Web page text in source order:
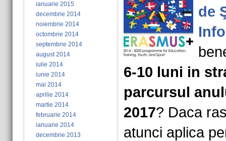
ianuarie 2015
decembrie 2014
noiembrie 2014
octombrie 2014
septembrie 2014
august 2014
iulie 2014
iunie 2014
mai 2014
aprilie 2014
martie 2014
februarie 2014
ianuarie 2014
decembrie 2013
de
6-10 luni in
parcursul
2017? Daca
atunci aplica